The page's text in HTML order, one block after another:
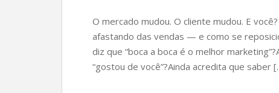
O mercado mudou. O cliente mudou. E
afastando das vendas — e como se
diz que “boca a boca é o melhor
“gostou de você”?Ainda acredita que saber